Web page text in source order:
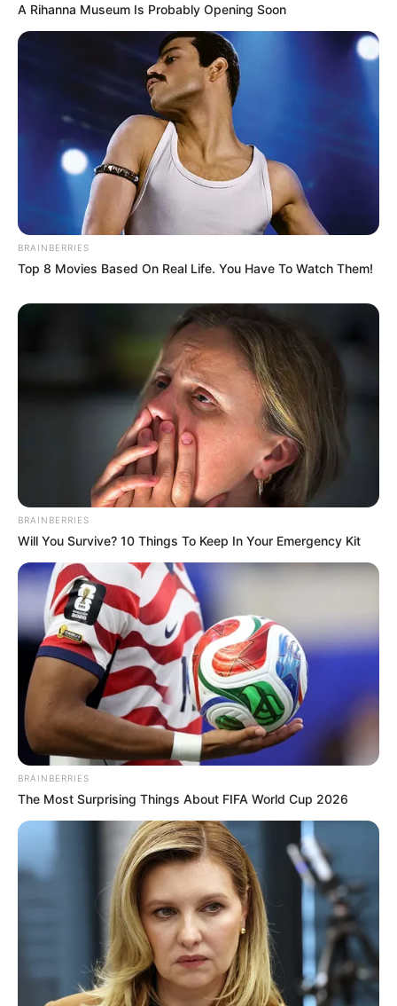
A Rihanna Museum Is Probably Opening Soon
BRAINBERRIES
Top 8 Movies Based On Real Life. You Have To Watch Them!
BRAINBERRIES
Will You Survive? 10 Things To Keep In Your Emergency Kit
BRAINBERRIES
The Most Surprising Things About FIFA World Cup 2026